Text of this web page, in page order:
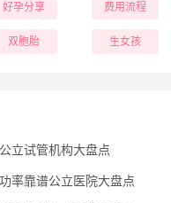
好孕分享 费用流程
双胞胎 生女孩
立试管机构大盘点
率靠谱公立医院大盘点